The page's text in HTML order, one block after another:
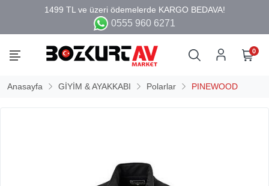
0555 960 6271
0
Anasayfa GİYİM & AYAKKABI Polarlar PINEWOOD